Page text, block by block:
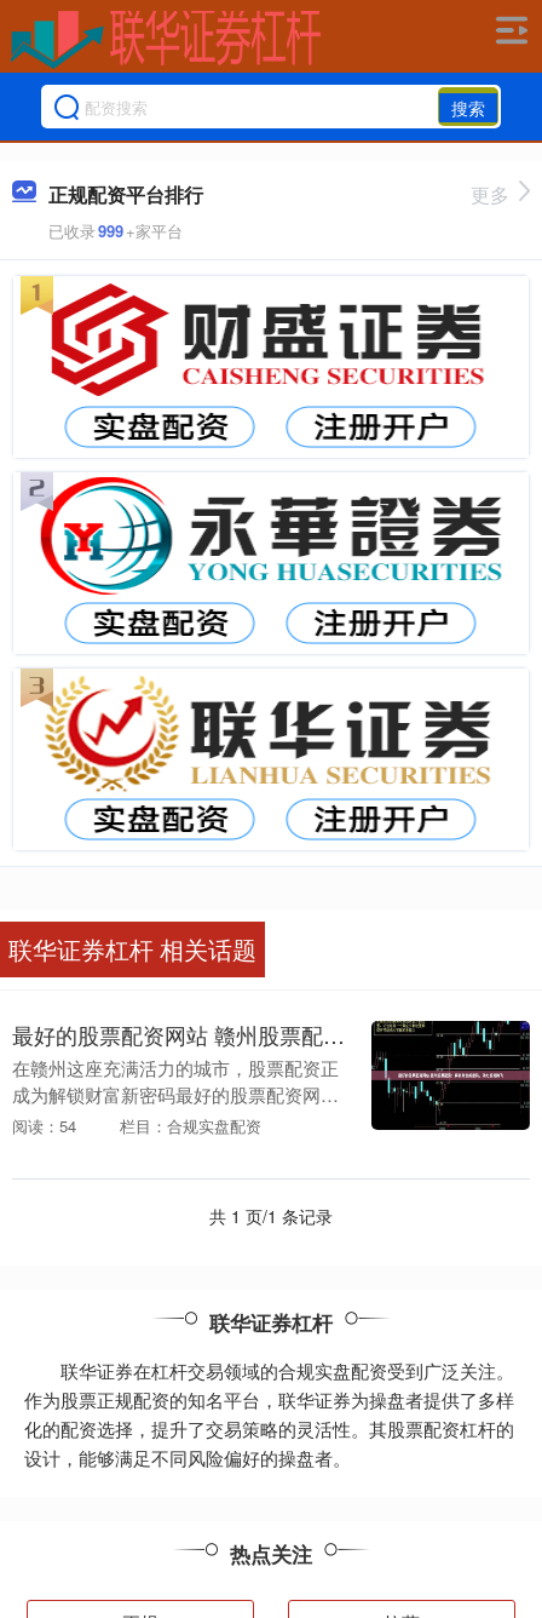
搜索
正规配资平台排行
已收录999+家平台
更多
联华证券杠杆 相关话题
最好的股票配资网站 赣州股票配资：解锁财富新密码，助力投资腾飞
在赣州这座充满活力的城市，股票配资正
成为解锁财富新密码最好的股票配资网
站，助力投资腾飞的利器。股票配资是一
金，投资者可以放大....
阅读：54 栏目：合规实盘配资
共 1 页/1 条记录
联华证券杠杆
联华证券在杠杆交易领域的合规实盘配资受到广泛关注。
作为股票正规配资的知名平台，联华证券为操盘者提供了多样
化的配资选择，提升了交易策略的灵活性。其股票配资杠杆的
设计，能够满足不同风险偏好的操盘者。
热点关注